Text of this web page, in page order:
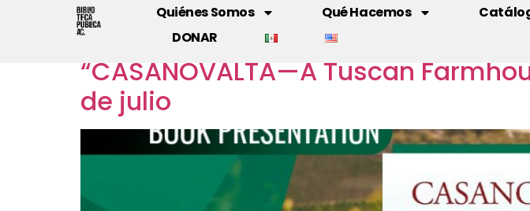
Quiénes Somos Qué Hacemos
DONAR
Event Category:
“CASANOVALTA—A Tuscan
de julio